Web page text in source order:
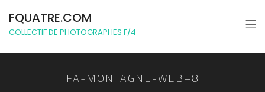
FQUATRE.COM
COLLECTIF DE PHOTOGRAPHES F/4
FA-MONTAGNE-WEB–8